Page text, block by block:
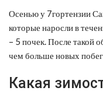
Осенью у 7гортензии
которые наросли в
– 5 почек. После такой
чем больше новых
Какая